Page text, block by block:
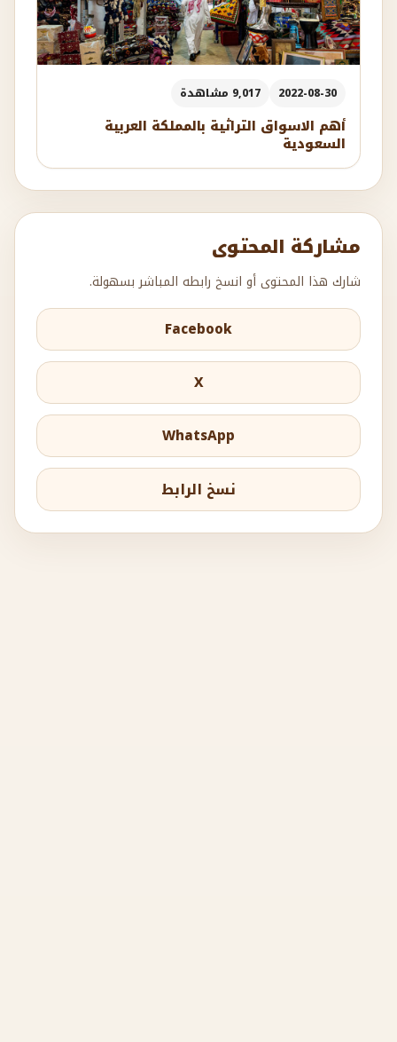
2022-08-30 9,017 مشاهدة
أهم الاسواق التراثية بالمملكة العربية
السعودية
مشاركة المحتوى
شارك هذا المحتوى أو انسخ رابطه المباشر بسهولة.
Facebook
X
WhatsApp
نسخ الرابط